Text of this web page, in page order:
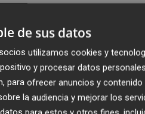
de sus datos
utilizamos cookies y
y procesar datos
para ofrecer anuncios y
la audiencia y mejorar los